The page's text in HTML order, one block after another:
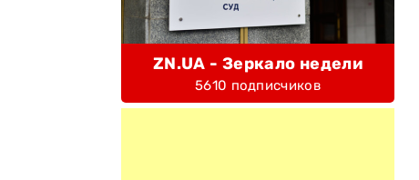
ZN.UA - Зеркало недели
5610 подписчиков